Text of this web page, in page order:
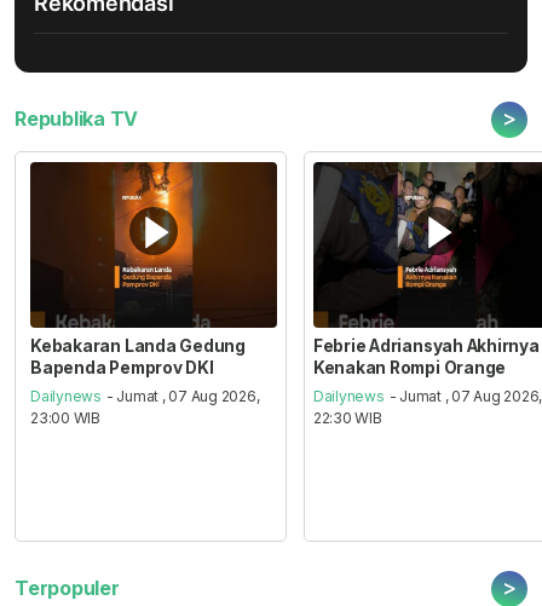
Republika TV >
Kebakaran Landa Gedung
Bapenda Pemprov DKI
Dailynews - Jumat , 07 Aug 2026,
23:00 WIB
Febrie Adriansyah Akhirnya
Kenakan Rompi Orange
Dailynews - Jumat , 07 Aug 2026,
22:30 WIB
Terpopuler >